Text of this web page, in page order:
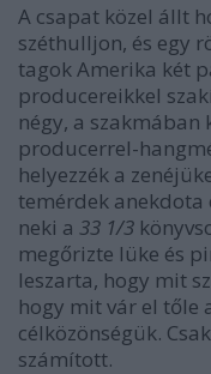
A csapat közel állt
széthulljon, és egy
tagok Amerika két
producereikkel
négy, a
producerrel-
helyezzék a
temérdek anekdota
neki a 33 1/3
megőrizte lüke és
leszarta, hogy mit
hogy mit vár el tőle
célközönségük.
számított.